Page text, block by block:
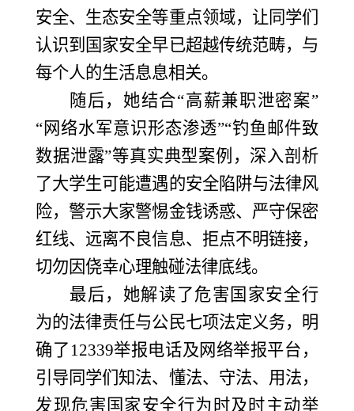
安全、生态安全等重点领域，让同学们
认识到国家安全早已超越传统范畴，与
每个人的生活息息相关。
随后，她结合“高薪兼职泄密案”
“网络水军意识形态渗透”“钓鱼邮件致
数据泄露”等真实典型案例，深入剖析
了大学生可能遭遇的安全陷阱与法律风
险，警示大家警惕金钱诱惑、严守保密
红线、远离不良信息、拒点不明链接，
切勿因侥幸心理触碰法律底线。
最后，她解读了危害国家安全行
为的法律责任与公民七项法定义务，明
确了 12339举报电话及网络举报平台，
引导同学们知法、懂法、守法、用法，
发现危害国家安全行为时及时主动举